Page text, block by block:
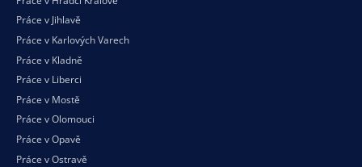
Práce v Jihlavě
Práce v Karlových Varech
Práce v Kladně
Práce v Liberci
Práce v Mostě
Práce v Olomouci
Práce v Opavě
Práce v Ostravě